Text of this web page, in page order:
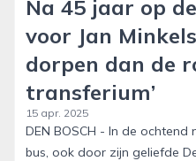
Na 45 jaar op
voor Jan
dorpen dan de
transferium’
15 apr. 2025
DEN BOSCH - In de
bus, ook door zijn geliefde